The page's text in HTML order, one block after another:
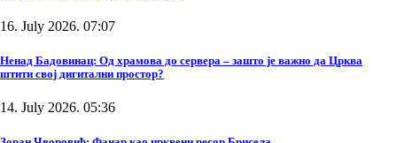
16. July 2026. 07:07
Ненад Бадовинац: Од храмова до сервера – зашто је важно да Црква
штити свој дигитални простор?
14. July 2026. 05:36